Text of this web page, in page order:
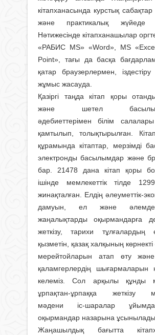
кітапханасында курстық
және практикалық жүйеде
Нәтижесінде кітапханашылар
«РАБИС MS» «Word», MS
Point», тағы да басқа
қатар брау­зерлермен, іздестіру
жұмыс жасауда.
Қазіргі таңда кітап қоры
және шетел
әдебиеттерімен білім
қамтылып, толықтырылған.
құрамында кітаптар, мерзімді
электронды басылымдар және
бар. 21478 дана кітап қоры
ішінде мемлекеттік тілде
жинақталған. Елдің әлеуметтік-
дамуын, ел және
жаңалықтарды оқырмандарға
жеткізу, тарихи тұлғалардың
қызметін, қазақ халқының көрнекті
мерейтойларын атап өту және
қаламгерлердің шығармаларын
келеміз. Сол арқылы құнды
ұрпақтан-ұрпаққа жеткізу
мәдени іс-шаралар
оқырмандар назарына
Жаңашылдық бағытта